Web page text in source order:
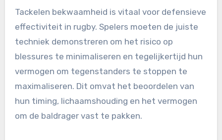
Tackelen bekwaamheid is vitaal voor defensieve
effectiviteit in rugby. Spelers moeten de juiste
techniek demonstreren om het risico op
blessures te minimaliseren en tegelijkertijd hun
vermogen om tegenstanders te stoppen te
maximaliseren. Dit omvat het beoordelen van
hun timing, lichaamshouding en het vermogen
om de baldrager vast te pakken.